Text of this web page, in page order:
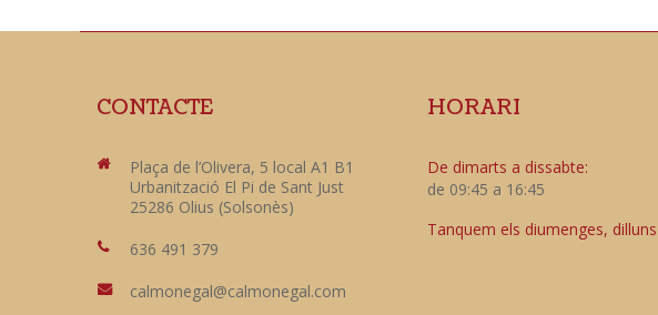
CONTACTE
Plaça de l’Olivera, 5 local A1 B1
Urbanització El Pi de Sant Just
25286 Olius (Solsonès)
636 491 379
calmonegal@calmonegal.com
HORARI
De dimarts a dissabte:
de 09:45 a 16:45
Tanquem els diumenges,